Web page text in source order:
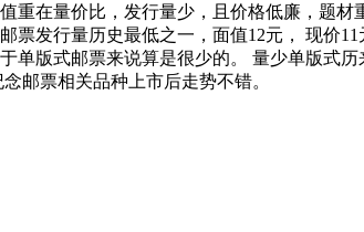
在量价比，发行量少，且价格低廉，题材
发行量历史最低之一，面值12元， 现价11
版式邮票来说算是很少的。 量少单版式历
邮票相关品种上市后走势不错。